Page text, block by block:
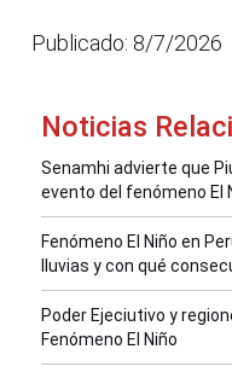
Publicado: 8/7/2026
Noticias
Senamhi advierte que
evento del fenómeno El
Fenómeno El Niño en
lluvias y con qué
Poder Ejeciutivo y
Fenómeno El Niño